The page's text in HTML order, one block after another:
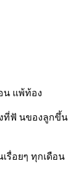
น แพ้ท้อง
ที่ฟั นของลูกขึ้น
รื่อยๆ ทุกเดือน